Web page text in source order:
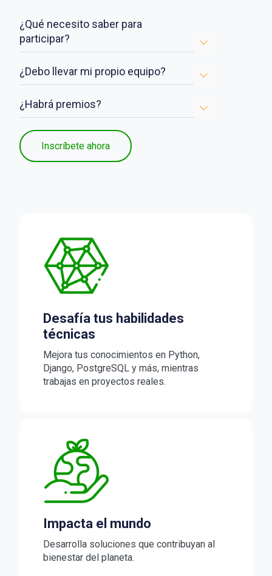
¿Qué necesito saber para
participar?
¿Debo llevar mi propio equipo?
¿Habrá premios?
Inscríbete ahora
Desafía tus habilidades
técnicas
Mejora tus conocimientos en Python,
Django, PostgreSQL y más, mientras
trabajas en proyectos reales.
Impacta el mundo
Desarrolla soluciones que contribuyan al
bienestar del planeta.